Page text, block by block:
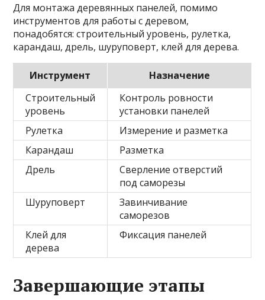
Для монтажа деревянных панелей, помимо
инструментов для работы с деревом,
понадобятся: строительный уровень, рулетка,
карандаш, дрель, шуруповерт, клей для дерева.
Инструмент
Назначение
Строительный
уровень
Контроль ровности
установки панелей
Рулетка
Измерение и разметка
Карандаш
Разметка
Дрель
Сверление отверстий
под саморезы
Шуруповерт
Завинчивание
саморезов
Клей для
дерева
Фиксация панелей
Завершающие этапы